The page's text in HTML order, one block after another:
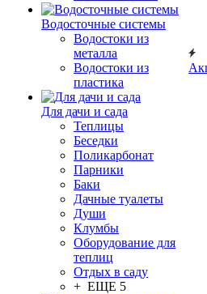
Водосточные системы
Водостоки из
металла
Водостоки из
пластика
Для дачи и сада
Теплицы
Беседки
Поликарбонат
Парники
Баки
Дачные туалеты
Души
Клумбы
Оборудование для
теплиц
Отдых в саду
+ ЕЩЕ 5